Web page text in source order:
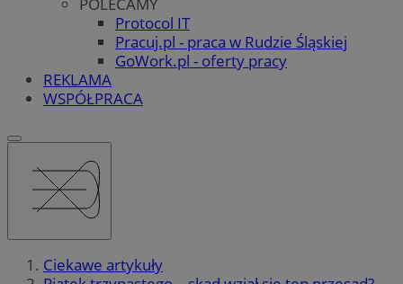
Protocol IT
Pracuj.pl - praca w Rudzie Śląskiej
GoWork.pl - oferty pracy
REKLAMA
WSPÓŁPRACA
Ciekawe artykuły